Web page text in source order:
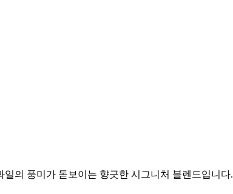
의 풍미가 돋보이는 향긋한 시그니처 블렌드입니다.